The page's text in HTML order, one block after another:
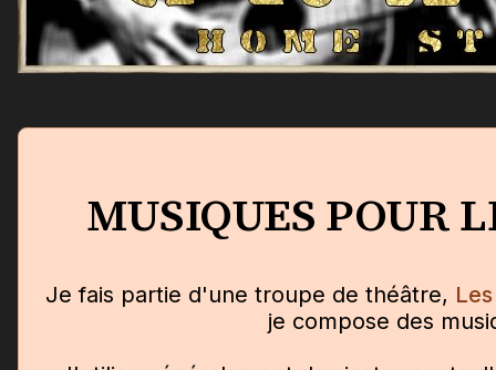
MUSIQUES POUR
Je fais partie d'une troupe de théâtre,
je compose des